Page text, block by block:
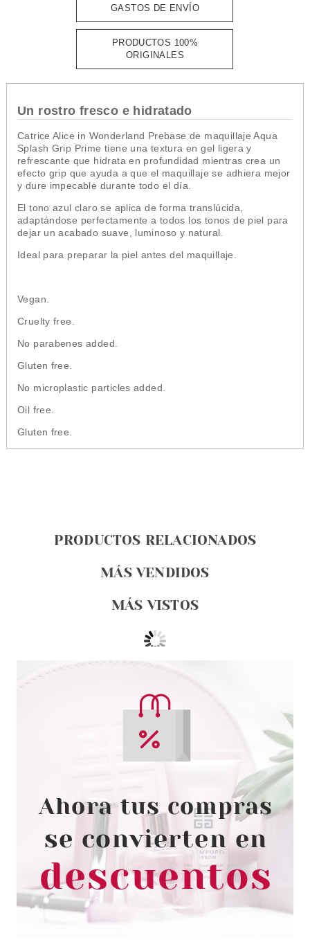
GASTOS DE ENVÍO
PRODUCTOS 100%
ORIGINALES
Un rostro fresco e hidratado
Catrice Alice in Wonderland Prebase de maquillaje Aqua
Splash Grip Prime tiene una textura en gel ligera y
refrescante que hidrata en profundidad mientras crea un
efecto grip que ayuda a que el maquillaje se adhiera mejor
y dure impecable durante todo el día.
El tono azul claro se aplica de forma translúcida,
adaptándose perfectamente a todos los tonos de piel para
dejar un acabado suave, luminoso y natural.
Ideal para preparar la piel antes del maquillaje.
Vegan.
Cruelty free.
No parabenes added.
Gluten free.
No microplastic particles added.
Oil free.
Gluten free.
PRODUCTOS RELACIONADOS
MÁS VENDIDOS
MÁS VISTOS
CATRICE
CATRICE 24 H MADE TO STAY
MAQUILLAJE 05 IVORY BEIGE
30 ML
Pvr 7.99€
-25%
desde
5.97€